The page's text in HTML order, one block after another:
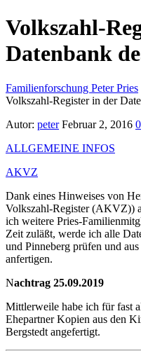
Volkszahl-
Datenbank
Familienforschung Peter Pries
Volkszahl-Register in der
Autor: peter Februar 2, 2016
ALLGEMEINE INFOS
AKVZ
Dank eines Hinweises von
Volkszahl-Register (AKVZ))
ich weitere Pries-
Zeit zuläßt, werde ich alle
und Pinneberg prüfen und
anfertigen.
Nachtrag 25.09.2019
Mittlerweile habe ich für fast
Ehepartner Kopien aus den
Bergstedt angefertigt.